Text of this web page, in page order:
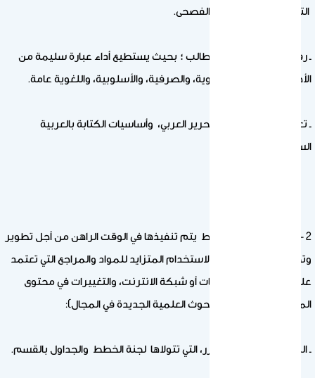
التمسك باللغة العربية الفصحى.
ـ رفع الأداء اللغوي لدى الطالب ؛ بحيث يستطيع أداء عبارة سليمة من
الأخطاء الإملائية، والنحوية، والصرفية، والأسلوبية، واللغوية عامة.
ـ تعليم الطالب أصول التحرير العربي، وأساسيات الكتابة بالعربية
السليمة.
2 – صف باختصار أية خطط يتم تنفيذها في الوقت الراهن من أجل تطوير
وتحسين المقرر (مثلا: الاستخدام المتزايد للمواد والمراجع التي تعتمد
على تكنولوجيا المعلومات أو شبكة الانترنت، والتغييرات في محتوى
المقرر بناء على نتائج البحوث العلمية الجديدة في المجال):
ـ المراجعة الدورية للمقرر، التي تتولاها لجنة الخطط والجداول بالقسم.